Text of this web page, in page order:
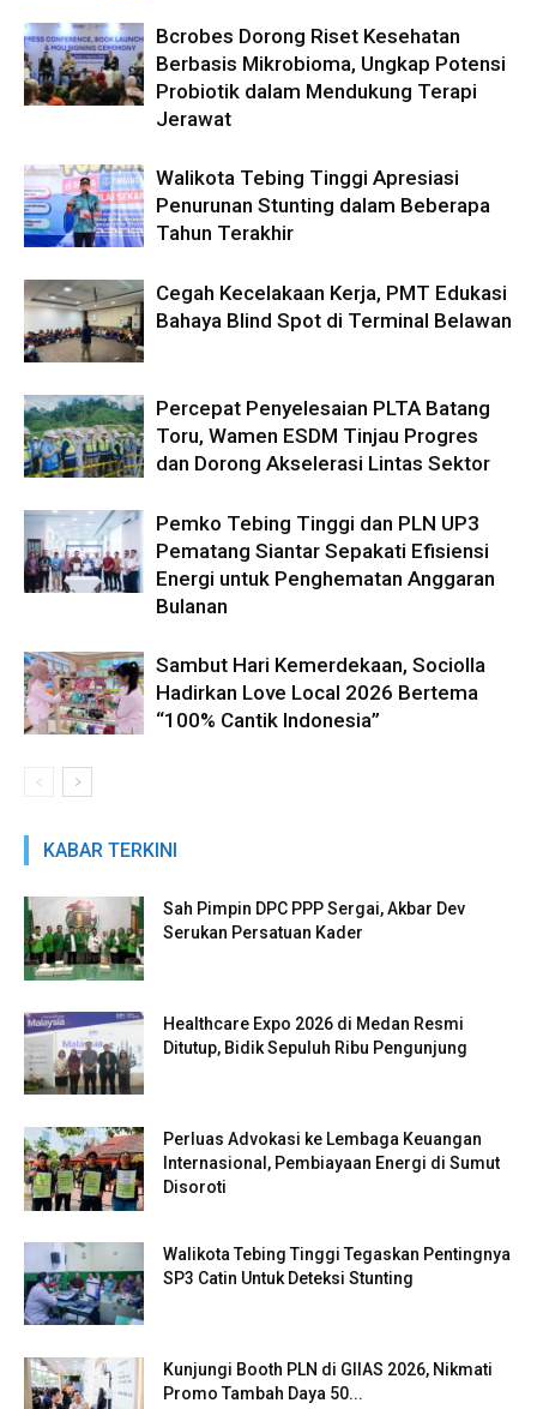
Bcrobes Dorong Riset Kesehatan
Berbasis Mikrobioma, Ungkap Potensi
Probiotik dalam Mendukung Terapi
Jerawat
Walikota Tebing Tinggi Apresiasi
Penurunan Stunting dalam Beberapa
Tahun Terakhir
Cegah Kecelakaan Kerja, PMT Edukasi
Bahaya Blind Spot di Terminal Belawan
Percepat Penyelesaian PLTA Batang
Toru, Wamen ESDM Tinjau Progres
dan Dorong Akselerasi Lintas Sektor
Pemko Tebing Tinggi dan PLN UP3
Pematang Siantar Sepakati Efisiensi
Energi untuk Penghematan Anggaran
Bulanan
Sambut Hari Kemerdekaan, Sociolla
Hadirkan Love Local 2026 Bertema
“100% Cantik Indonesia”
KABAR TERKINI
Sah Pimpin DPC PPP Sergai, Akbar Dev
Serukan Persatuan Kader
Healthcare Expo 2026 di Medan Resmi
Ditutup, Bidik Sepuluh Ribu Pengunjung
Perluas Advokasi ke Lembaga Keuangan
Internasional, Pembiayaan Energi di Sumut
Disoroti
Walikota Tebing Tinggi Tegaskan Pentingnya
SP3 Catin Untuk Deteksi Stunting
Kunjungi Booth PLN di GIIAS 2026, Nikmati
Promo Tambah Daya 50...